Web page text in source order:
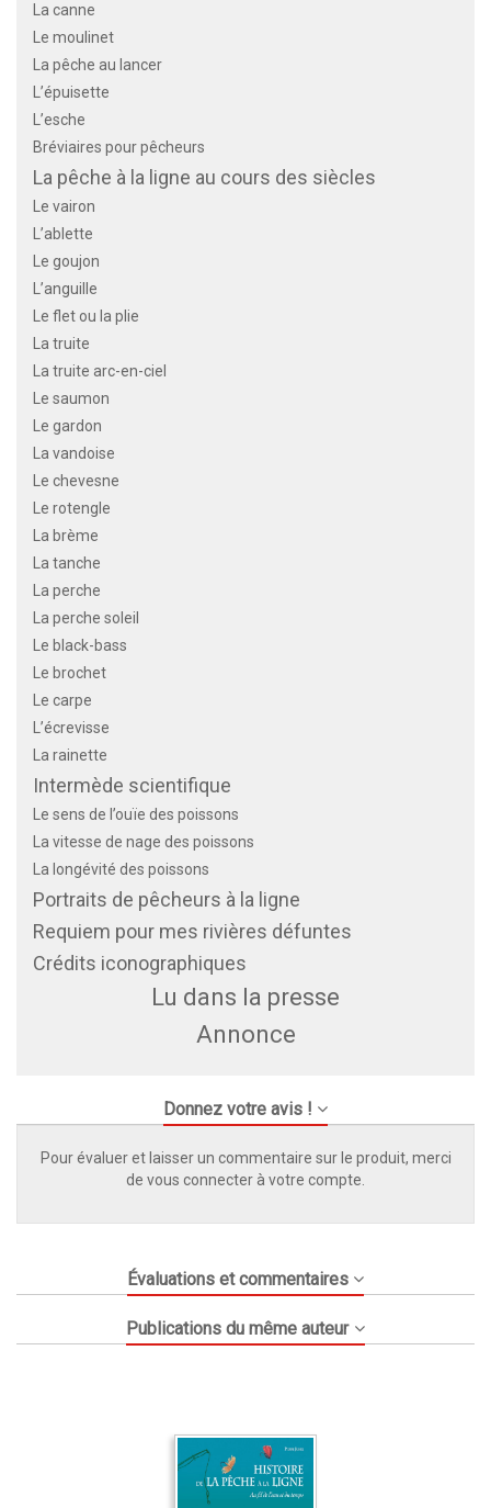
La canne
Le moulinet
La pêche au lancer
L’épuisette
L’esche
Bréviaires pour pêcheurs
La pêche à la ligne au cours des siècles
Le vairon
L’ablette
Le goujon
L’anguille
Le flet ou la plie
La truite
La truite arc-en-ciel
Le saumon
Le gardon
La vandoise
Le chevesne
Le rotengle
La brème
La tanche
La perche
La perche soleil
Le black-bass
Le brochet
Le carpe
L’écrevisse
La rainette
Intermède scientifique
Le sens de l’ouïe des poissons
La vitesse de nage des poissons
La longévité des poissons
Portraits de pêcheurs à la ligne
Requiem pour mes rivières défuntes
Crédits iconographiques
Lu dans la presse
Annonce
Donnez votre avis !
Pour évaluer et laisser un commentaire sur le produit, merci
de vous connecter à votre compte.
Évaluations et commentaires
Publications du même auteur